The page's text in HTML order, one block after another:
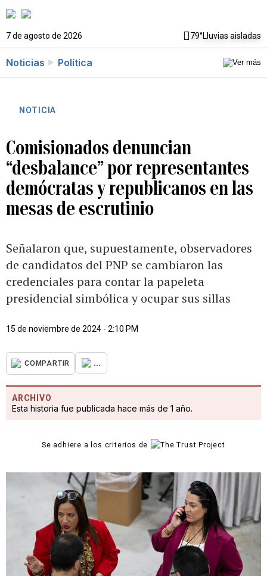
7 de agosto de 2026 79°Lluvias aisladas
Noticias Política
NOTICIA
Comisionados denuncian
“desbalance” por representantes
demócratas y republicanos en las
mesas de escrutinio
Señalaron que, supuestamente, observadores
de candidatos del PNP se cambiaron las
credenciales para contar la papeleta
presidencial simbólica y ocupar sus sillas
15 de noviembre de 2024 - 2:10 PM
COMPARTIR ...
ARCHIVO
Esta historia fue publicada hace más de 1 año.
Se adhiere a los criterios de